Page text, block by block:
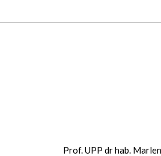
Prof. UPP dr hab.